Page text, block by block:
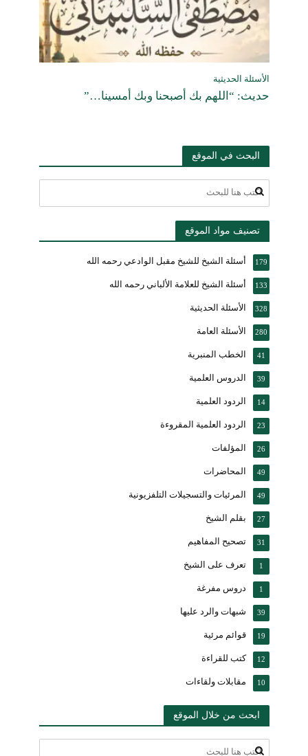
الأسئلة الحديثية
حديث: “اللهم بك أصبحنا وبك أمسينا…”
البحث في الموقع
تصنيف مواد الموقع
أسئلة الشيخ للشيخ مقبل الوادعي رحمه الله 179
أسئلة الشيخ للعلامة الألباني رحمه الله 133
الأسئلة الحديثية 328
الأسئلة العامة 280
الخطب المنبرية 41
الدروس العلمية 39
الردود العلمية 14
الردود العلمية المقروءة 23
المؤلفات 26
المحاضرات 49
المرئيات والتسجيلات التلفزيونية 49
بقلم الشيخ 27
تصحيح المفاهيم 31
تعرف على الشيخ 1
دروس مفرغة 1
شبهات والرد عليها 39
قوائم مرئية 19
كتب للقراءة 12
مقابلات ولقاءات 10
ابحث من خلال الموقع